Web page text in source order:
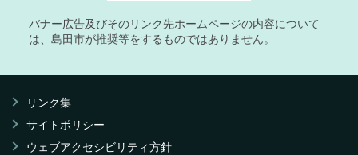
バナー広告及びそのリンク先ホームページの内容について
は、島田市が推奨等をするものではありません。
リンク集
サイトポリシー
ウェブアクセシビリティ方針